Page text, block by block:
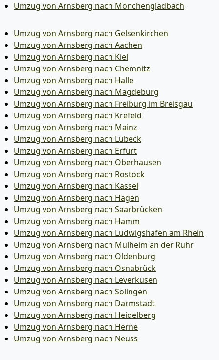
Umzug von Arnsberg nach Mönchen­gladbach
Umzug von Arnsberg nach Gelsenkirchen
Umzug von Arnsberg nach Aachen
Umzug von Arnsberg nach Kiel
Umzug von Arnsberg nach Chemnitz
Umzug von Arnsberg nach Halle
Umzug von Arnsberg nach Magdeburg
Umzug von Arnsberg nach Freiburg im Breisgau
Umzug von Arnsberg nach Krefeld
Umzug von Arnsberg nach Mainz
Umzug von Arnsberg nach Lübeck
Umzug von Arnsberg nach Erfurt
Umzug von Arnsberg nach Oberhausen
Umzug von Arnsberg nach Rostock
Umzug von Arnsberg nach Kassel
Umzug von Arnsberg nach Hagen
Umzug von Arnsberg nach Saarbrücken
Umzug von Arnsberg nach Hamm
Umzug von Arnsberg nach Ludwigshafen am Rhein
Umzug von Arnsberg nach Mülheim an der Ruhr
Umzug von Arnsberg nach Oldenburg
Umzug von Arnsberg nach Osnabrück
Umzug von Arnsberg nach Leverkusen
Umzug von Arnsberg nach Solingen
Umzug von Arnsberg nach Darmstadt
Umzug von Arnsberg nach Heidelberg
Umzug von Arnsberg nach Herne
Umzug von Arnsberg nach Neuss